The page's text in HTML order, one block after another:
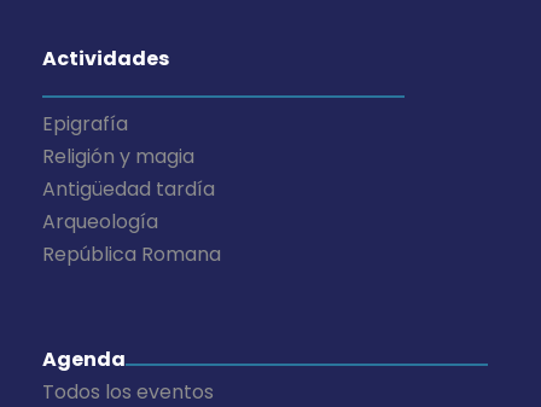
Actividades
Epigrafía
Religión y magia
Antigüedad tardía
Arqueología
República Romana
Agenda
Todos los eventos